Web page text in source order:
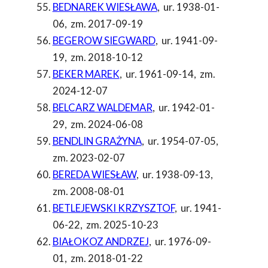
BEDNAREK WIESŁAWA, ur. 1938-01-
06, zm. 2017-09-19
BEGEROW SIEGWARD, ur. 1941-09-
19, zm. 2018-10-12
BEKER MAREK, ur. 1961-09-14, zm.
2024-12-07
BELCARZ WALDEMAR, ur. 1942-01-
29, zm. 2024-06-08
BENDLIN GRAŻYNA, ur. 1954-07-05,
zm. 2023-02-07
BEREDA WIESŁAW, ur. 1938-09-13,
zm. 2008-08-01
BETLEJEWSKI KRZYSZTOF, ur. 1941-
06-22, zm. 2025-10-23
BIAŁOKOZ ANDRZEJ, ur. 1976-09-
01, zm. 2018-01-22